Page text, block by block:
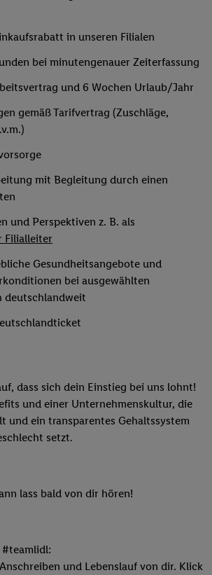
in unseren Filialen
bei minutengenauer Zeiterfassung
und 6 Wochen Urlaub/Jahr
gemäß Tarifvertrag (Zuschläge,
mit Begleitung durch einen
und Perspektiven z. B. als
Filialleiter
Gesundheitsangebote und
bei ausgewählten
deutschlandweit
dass sich dein Einstieg bei uns lohnt!
und einer Unternehmenskultur, die
und ein transparentes Gehaltssystem
setzt.
lass bald von dir hören!
#teamlidl:
und Lebenslauf von dir. Klick